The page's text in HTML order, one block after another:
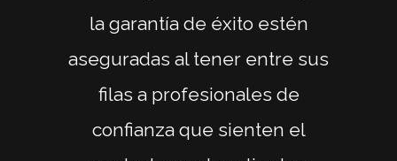
la garantía de éxito estén
aseguradas al tener entre sus
filas a profesionales de
confianza que sienten el